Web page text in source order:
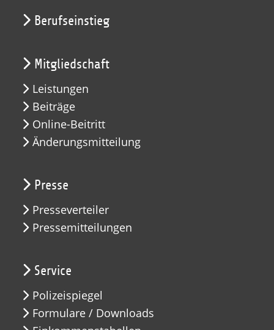
Berufseinstieg
Mitgliedschaft
Leistungen
Beiträge
Online-Beitritt
Änderungsmitteilung
Presse
Presseverteiler
Pressemitteilungen
Service
Polizeispiegel
Formulare / Downloads